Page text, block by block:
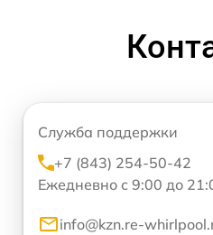
Служба поддержки
+7 (843) 254-50-42
Ежедневно с 9:00 до
info@kzn.re-